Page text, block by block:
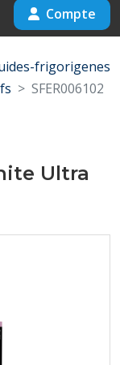
Compte
frigorigenes
SFER006102
Ultra